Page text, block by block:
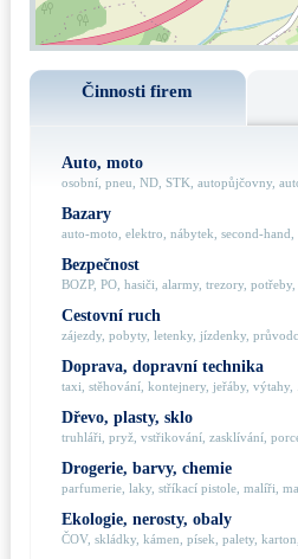
Činnosti firem
Auto, moto
osobní, pneu, ND, STK, autopůjčovny,
Bazary
auto-moto, elektro, nábytek, second-hand,
Bezpečnost
BOZP, PO, hasiči, alarmy, trezory, potřeby,
Cestovní ruch
zájezdy, pobyty, letenky, jízdenky,
Doprava, dopravní technika
taxi, stěhování, kontejnery, jeřáby, výtahy,
Dřevo, plasty, sklo
truhláři, pryž, vstřikování, zasklívání,
Drogerie, barvy, chemie
parfumerie, laky, stříkací pistole, malíři,
Ekologie, nerosty, obaly
ČOV, skládky, kámen, písek, palety, karton,